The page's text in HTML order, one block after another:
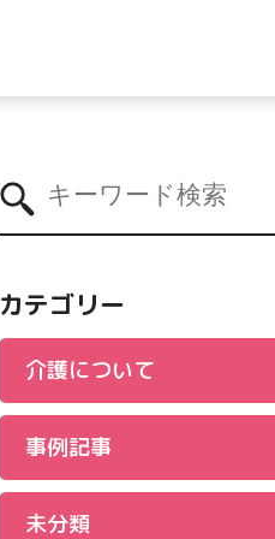
カテゴリー
介護について
事例記事
未分類